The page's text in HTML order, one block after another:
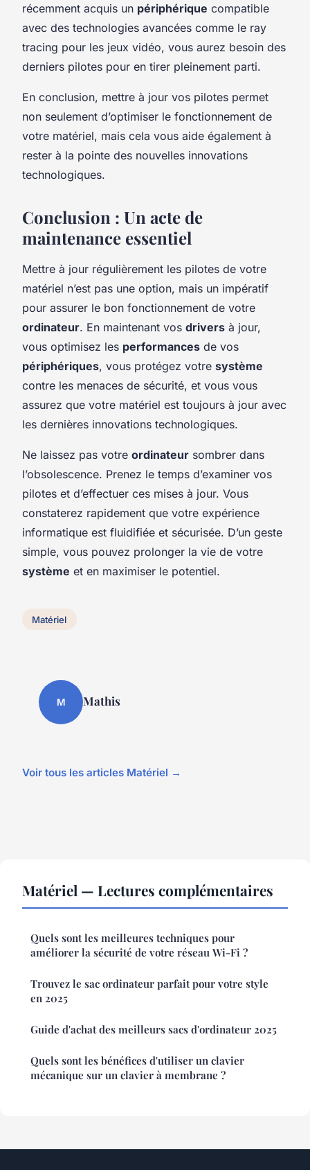
récemment acquis un périphérique compatible
avec des technologies avancées comme le ray
tracing pour les jeux vidéo, vous aurez besoin des
derniers pilotes pour en tirer pleinement parti.
En conclusion, mettre à jour vos pilotes permet
non seulement d’optimiser le fonctionnement de
votre matériel, mais cela vous aide également à
rester à la pointe des nouvelles innovations
technologiques.
Conclusion : Un acte de
maintenance essentiel
Mettre à jour régulièrement les pilotes de votre
matériel n’est pas une option, mais un impératif
pour assurer le bon fonctionnement de votre
ordinateur. En maintenant vos drivers à jour,
vous optimisez les performances de vos
périphériques, vous protégez votre système
contre les menaces de sécurité, et vous vous
assurez que votre matériel est toujours à jour avec
les dernières innovations technologiques.
Ne laissez pas votre ordinateur sombrer dans
l’obsolescence. Prenez le temps d’examiner vos
pilotes et d’effectuer ces mises à jour. Vous
constaterez rapidement que votre expérience
informatique est fluidifiée et sécurisée. D’un geste
simple, vous pouvez prolonger la vie de votre
système et en maximiser le potentiel.
Matériel
M Mathis
Voir tous les articles Matériel →
Matériel — Lectures complémentaires
Quels sont les meilleures techniques pour
améliorer la sécurité de votre réseau Wi-Fi ?
Trouvez le sac ordinateur parfait pour votre style
en 2025
Guide d'achat des meilleurs sacs d'ordinateur 2025
Quels sont les bénéfices d'utiliser un clavier
mécanique sur un clavier à membrane ?